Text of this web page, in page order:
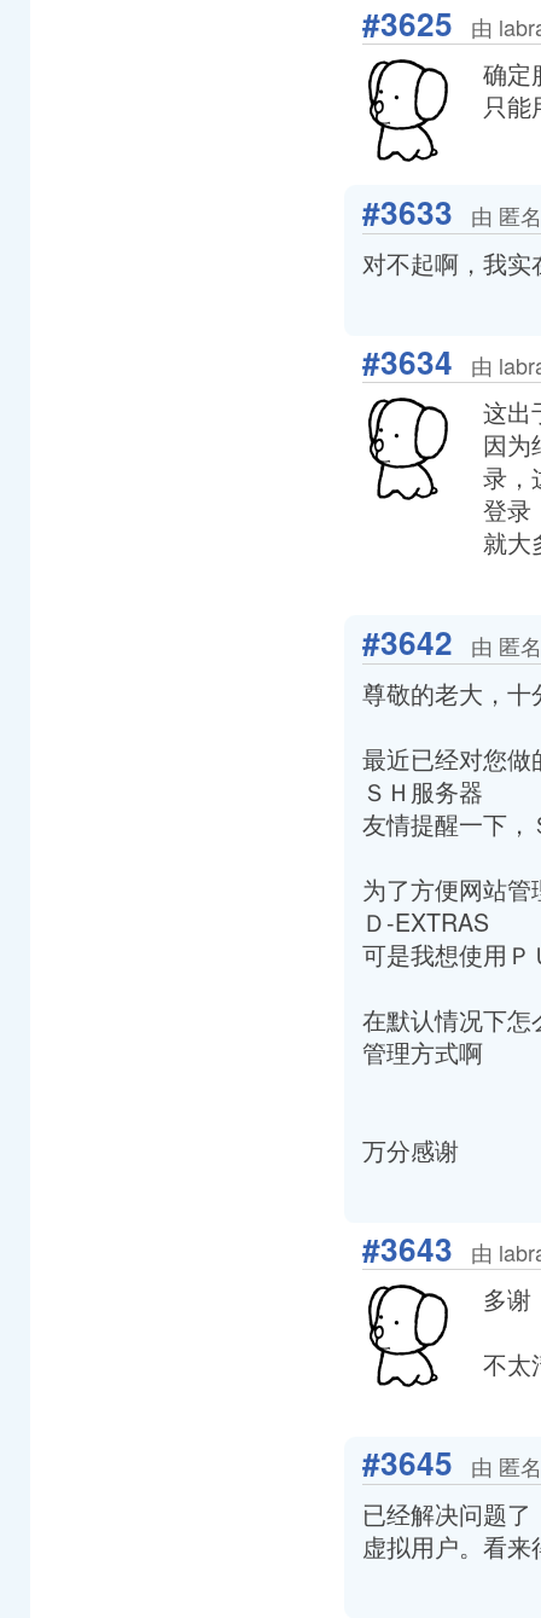
#3625 由
确定
只能
#3633 由 匿
对不起啊，我
#3634 由
这出
因为
录，
登录
就大
#3642 由 匿
尊敬的老大，
最近已经对您
ＳＨ服务器
友情提醒一下，
为了方便网站
Ｄ-EXTRAS
可是我想使用
在默认情况下怎
管理方式啊
万分感谢
#3643 由
多谢
不太
#3645 由 匿
已经解决问题
虚拟用户。看来